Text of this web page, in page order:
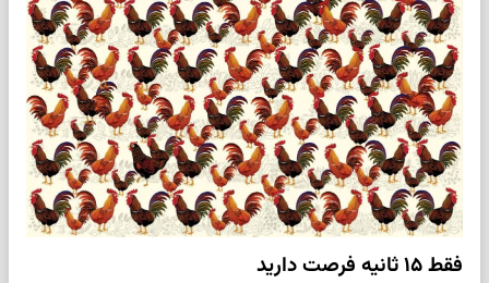
فقط ۱۵ ثانیه فرصت دارید